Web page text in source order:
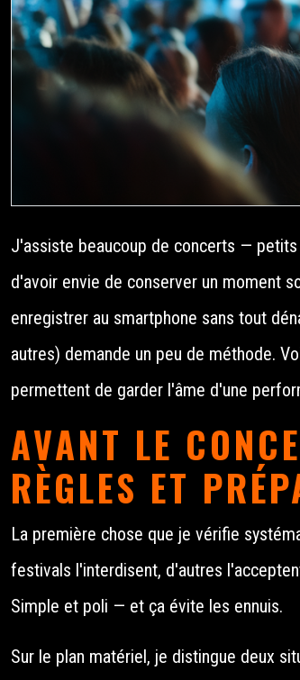
J'assiste beaucoup de concerts —
d'avoir envie de conserver un moment
enregistrer au smartphone sans tout
autres) demande un peu de méthode.
permettent de garder l'âme d'une
AVANT LE
RÈGLES ET
La première chose que je vérifie
festivals l'interdisent, d'autres
Simple et poli — et ça évite les ennuis.
Sur le plan matériel, je distingue deux